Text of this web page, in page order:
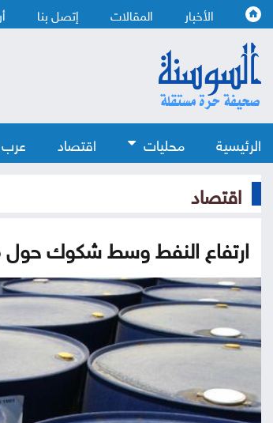
الأخبار المقالات إتصل بنا
الرئيسية محليات اقتصاد عرب
اقتصاد
ارتفاع النفط وسط شكوك حول